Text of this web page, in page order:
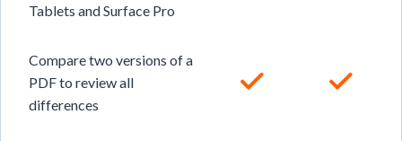
Tablets and Surface Pro
Compare two versions of a
PDF to review all
differences